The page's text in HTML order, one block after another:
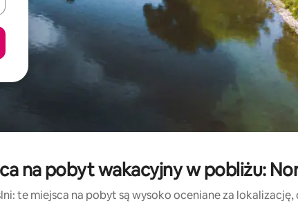
na pobyt wakacyjny w pobliżu:
te miejsca na pobyt są wysoko oceniane za